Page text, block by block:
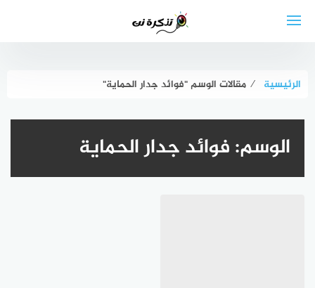
الرئيسية ⁄ مقالات الوسم "فوائد جدار الحماية"
الوسم:فوائد جدار الحماية